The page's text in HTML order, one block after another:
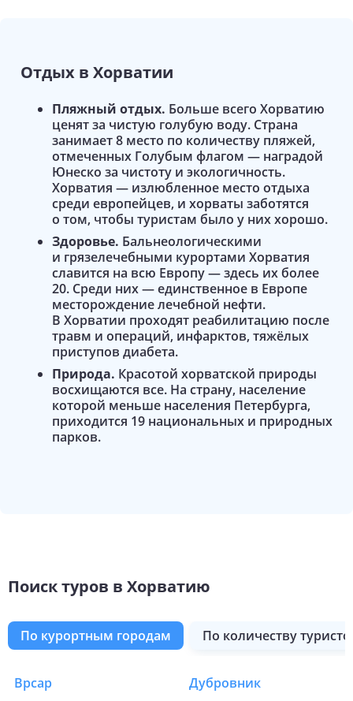
Отдых в Хорватии
Пляжный отдых. Больше всего Хорватию
ценят за чистую голубую воду. Страна
занимает 8 место по количеству пляжей,
отмеченных Голубым флагом — наградой
Юнеско за чистоту и экологичность.
Хорватия — излюбленное место отдыха
среди европейцев, и хорваты заботятся
о том, чтобы туристам было у них хорошо.
Здоровье. Бальнеологическими
и грязелечебными курортами Хорватия
славится на всю Европу — здесь их более
20. Среди них — единственное в Европе
месторождение лечебной нефти.
В Хорватии проходят реабилитацию после
травм и операций, инфарктов, тяжёлых
приступов диабета.
Природа. Красотой хорватской природы
восхищаются все. На страну, население
которой меньше населения Петербурга,
приходится 19 национальных и природных
парков.
Поиск туров в Хорватию
по курортным городам по количеству
Туры в Хорватию
Врсар Дубровник